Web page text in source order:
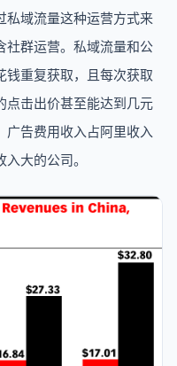
私域流量这种运营方式来
社群运营。私域流量和公
钱重复获取，且每次获取
点击出价甚至能达到几元
告费用收入占阿里收入
大的公司。